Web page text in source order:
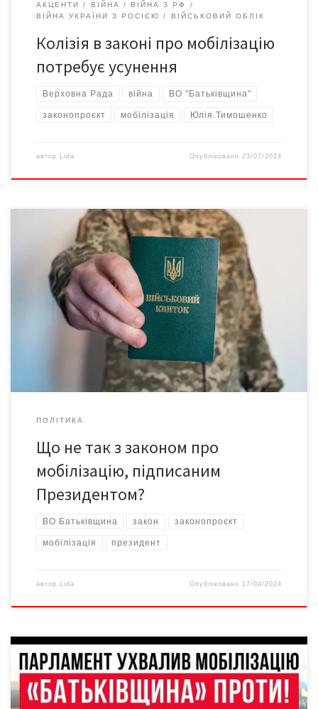
АКЦЕНТИ ВІЙНА
ВІЙНА З РФ
ВІЙНА УКРАЇНИ З РОСІЄЮ
ВІЙСЬКОВИЙ ОБЛІК
Колізія в законі про мобілізацію
потребує усунення
Верховна Рада війна ВО "Батьківщина"
законопроєкт мобілізація Юлія Тимошенко
автор Lida Опубліковано23/07/2024
«Однією з головних причин, через яку фракція «Батьківщина»
Юлії Тимошенко не голосувала за скандальний законопроєкт
про мобілізацію стало вилучення владою з документу норми
про гарантовану демобілізацію військових через 36 місяців
служби під час війни, а також відсутність чітких норм щодо
ротацій та відпусток». Про це повідомляє пресслужба партії.
ПОЛІТИКА
Що не так з законом про
мобілізацію, підписаним
Президентом?
ВО Батьківщина закон законопроєкт
мобілізація президент
автор Lida Опубліковано 17/04/2024
Верховна Рада ухвалила мобілізаційний законопроєкт. Народні
обранці правкою прибрали з документу питання звільнення з